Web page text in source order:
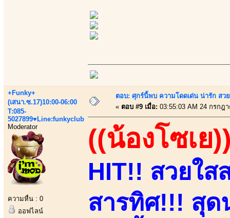
+Funky+
(เสนา.ซ.17)10:00-06:00
T:085-
5027899♥Line:funkyclub
Moderator
ความหื่น : 0
ออฟไลน์
ตอบ: ศุกร์นี้พบ ความโดดเด่น น่ารัก สว
« ตอบ #9 เมื่อ: 03:55:03 AM 24 กรกฎ
((น้องโซเย
HIT!! สวยใ
สารทิศ!!! สุด